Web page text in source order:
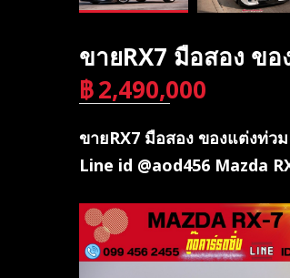
ขายRX7 มือสอง ข
฿2,490,000
ขายRX7 มือสอง ของแต่งท่ว
Line id @aod456 Mazda